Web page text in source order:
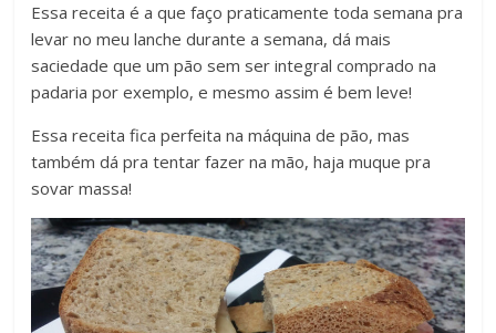
Essa receita é a que faço praticamente toda semana pra
levar no meu lanche durante a semana, dá mais
saciedade que um pão sem ser integral comprado na
padaria por exemplo, e mesmo assim é bem leve!
Essa receita fica perfeita na máquina de pão, mas
também dá pra tentar fazer na mão, haja muque pra
sovar massa!